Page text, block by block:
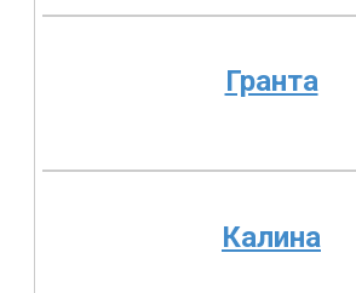
Гранта
Калина